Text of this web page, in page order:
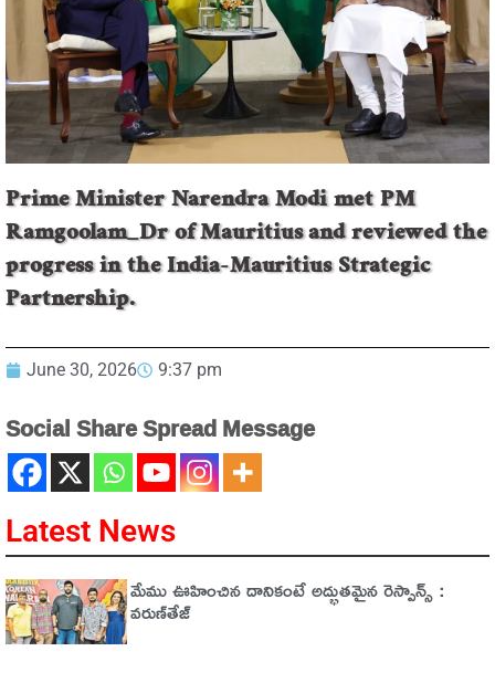
Prime Minister Narendra Modi met PM
Ramgoolam_Dr of Mauritius and reviewed the
progress in the India-Mauritius Strategic
Partnership.
June 30, 2026 9:37 pm
Social Share Spread Message
Latest News
మేము ఊహించిన దానికంటే అద్భుతమైన రెస్పాన్స్ :
వరుణ్‌తేజ్‌